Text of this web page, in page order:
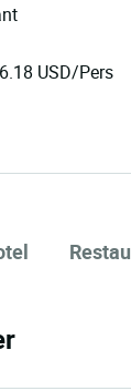
USD/Pers